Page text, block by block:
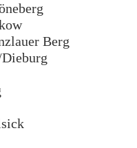
Berg